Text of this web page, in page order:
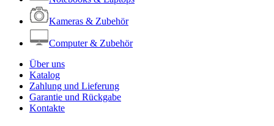
Kameras & Zubehör
Computer & Zubehör
Über uns
Katalog
Zahlung und Lieferung
Garantie und Rückgabe
Kontakte